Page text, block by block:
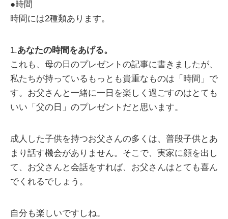
●時間
時間には2種類あります。
1.あなたの時間をあげる。
これも、母の日のプレゼントの記事に書きましたが、
私たちが持っているもっとも貴重なものは「時間」で
す。お父さんと一緒に一日を楽しく過ごすのはとても
いい「父の日」のプレゼントだと思います。
成人した子供を持つお父さんの多くは、普段子供とあ
まり話す機会がありません。そこで、実家に顔を出し
て、お父さんと会話をすれば、お父さんはとても喜ん
でくれるでしょう。
自分も楽しいですしね。